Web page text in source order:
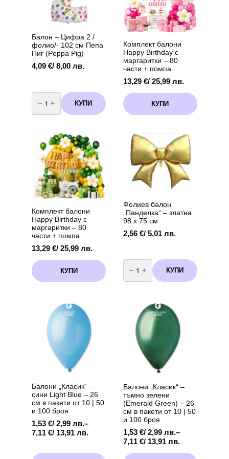
chosen
product
page
(Peppa
Pig)
Балон – Цифра 2 /
фолио/- 102 см Пепа
Пиг (Peppa Pig)
4,09 €/ 8,00 лв.
количество
за
Балон
-
фолио/-
102
Пепа
(Peppa
Pig)
КУПИ
Комплект балони
Happy Birthday с
маргаритки – 80
части + помпа
13,29 €/ 25,99 лв.
КУПИ
Комплект балони
Happy Birthday с
маргаритки – 80
части + помпа
13,29 €/ 25,99 лв.
КУПИ
Фолиев балон
„Панделка“ – златна
98 х 75 см
2,56 €/ 5,01 лв.
количество
за
Фолиев
балон
КУПИ
Балони „Класик“ –
сини Light Blue – 26
см в пакети от 10 | 50
и 100 броя
1,53 €/ 2,99 лв.–
7,11 €/ 13,91 лв.
Price
This
Балони „Класик“ –
тъмно зелени
(Emerald Green) – 26
см в пакети от 10 | 50
и 100 броя
1,53 €/ 2,99 лв.–
7,11 €/ 13,91 лв.
Price
This